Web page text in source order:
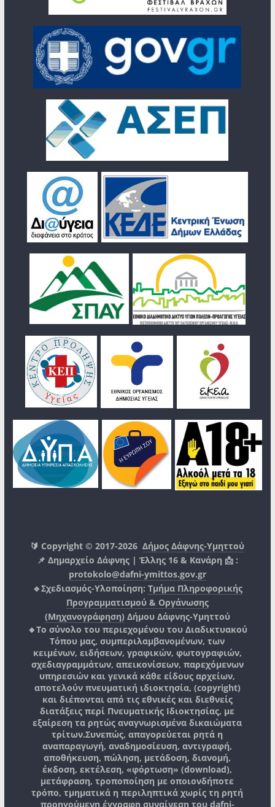
🔰 Copyright © 2017-2026Δήμος Δάφνης-Υμηττού
📌 Δημαρχείο Δάφνης | Έλλης 16 & Κανάρη 📩 :
protokolo@dafni-ymittos.gov.gr
🔹Σχεδιασμός-Υλοποίηση: Τμήμα Πληροφορικής
Προγραμματισμού & Οργάνωσης
(Μηχανογράφηση) Δήμου Δάφνης-Υμηττού
🔸Το σύνολο του περιεχομένου του Διαδικτυακού
Τόπου μας, συμπεριλαμβανομένων, των
κειμένων, ειδήσεων, γραφικών, φωτογραφιών,
σχεδιαγραμμάτων, απεικονίσεων, παρεχόμενων
υπηρεσιών και γενικά κάθε είδους αρχείων,
αποτελούν πνευματική ιδιοκτησία, (copyright)
και διέπονται από τις εθνικές και διεθνείς
διατάξεις περί Πνευματικής Ιδιοκτησίας, με
εξαίρεση τα ρητώς αναγνωρισμένα δικαιώματα
τρίτων.Συνεπώς, απαγορεύεται ρητά η
αναπαραγωγή, αναδημοσίευση, αντιγραφή,
αποθήκευση, πώληση, μετάδοση, διανομή,
έκδοση, εκτέλεση, «φόρτωση» (download),
μετάφραση, τροποποίηση με οποιονδήποτε
τρόπο, τμηματικά η περιληπτικά χωρίς τη ρητή
προηγούμενη έγγραφη συναίνεση του dafni-